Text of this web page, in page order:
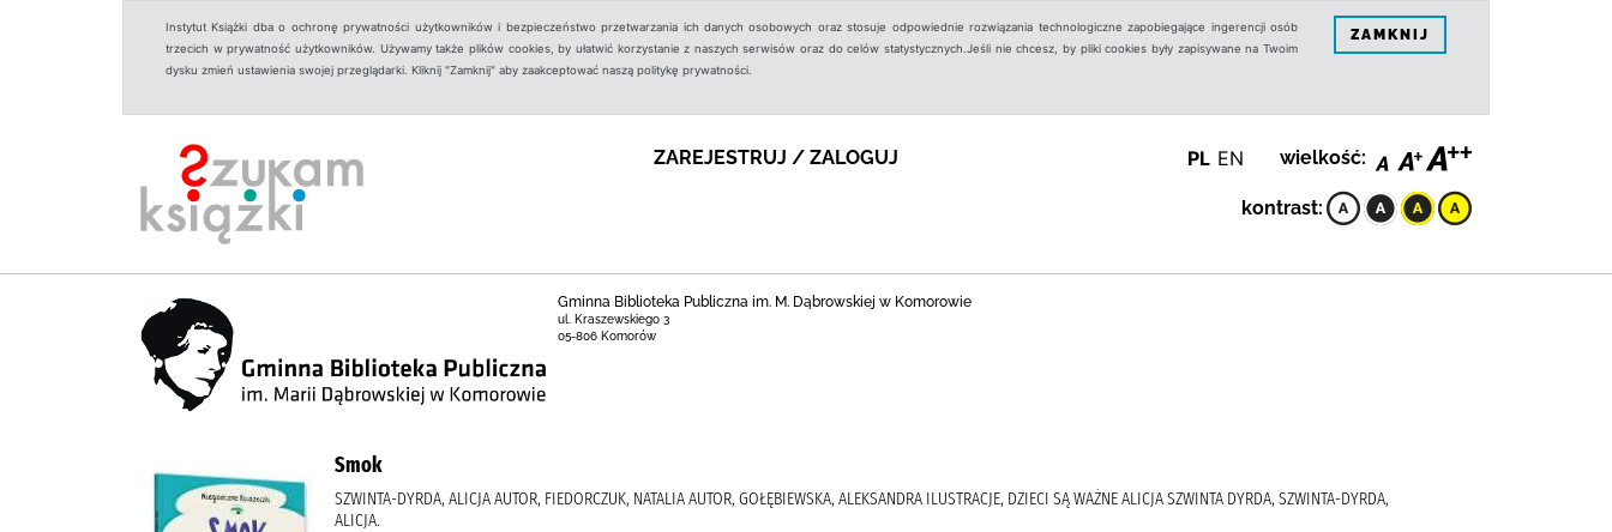
Instytut Książki dba o ochronę prywatności użytkowników i bezpieczeństwo przetwarzania ich danych osobowych oraz stosuje odpowiednie rozwiązania technologiczne zapobiegające ingerencji osób
trzecich w prywatność użytkowników. Używamy także plików cookies, by ułatwić korzystanie z naszych serwisów oraz do celów statystycznych.Jeśli nie chcesz, by pliki cookies były zapisywane na Twoim
dysku zmień ustawienia swojej przeglądarki. Kliknij "Zamknij" aby zaakceptować naszą politykę prywatności.
ZAMKNIJ
ZAREJESTRUJ / ZALOGUJ PL EN wielkość:
kontrast:
Gminna Biblioteka Publiczna im. M. Dąbrowskiej w Komorowie
ul. Kraszewskiego 3
05-806 Komorów
Smok
SZWINTA-DYRDA, ALICJA AUTOR, FIEDORCZUK, NATALIA AUTOR, GOŁĘBIEWSKA, ALEKSANDRA ILUSTRACJE, DZIECI SĄ WAŻNE ALICJA SZWINTA DYRDA, SZWINTA-DYRDA,
ALICJA.